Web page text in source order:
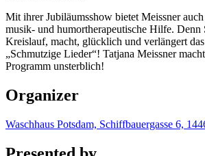
Mit ihrer Jubiläumsshow bietet Meissner
musik- und humortherapeutische Hilfe. Denn
Kreislauf, macht, glücklich und verlängert
„Schmutzige Lieder“! Tatjana Meissner
Programm unsterblich!
Organizer
Waschhaus Potsdam, Schiffbauergasse 6,